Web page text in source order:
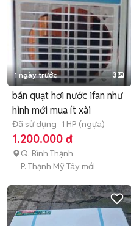
1 ngày trước 3
bán quạt hơi nước ifan như
hình mới mua ít xài
Đã sử dụng 1 HP (ngựa)
1.200.000 đ
Q. Bình Thạnh
P. Thạnh Mỹ Tây mới